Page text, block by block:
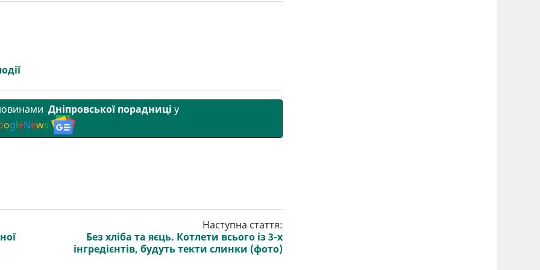
Дніпровської порадниці у
ogleNews
Наступна стаття:
Без хліба та яєць. Котлети всього із 3-х
інгредієнтів, будуть текти слинки (фото)